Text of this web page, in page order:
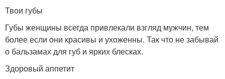
Твои губы
Губы женщины всегда привлекали взгляд мужчин, тем
более если они красивы и ухоженны. Так что не забывай
о бальзамах для губ и ярких блесках.
Здоровый аппетит